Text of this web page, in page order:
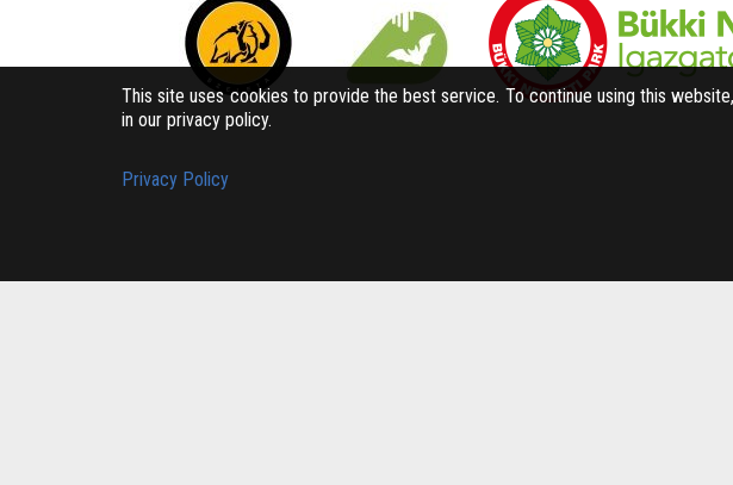
This site uses cookies to provide the best service. To continue using this
in our privacy policy.
Privacy Policy